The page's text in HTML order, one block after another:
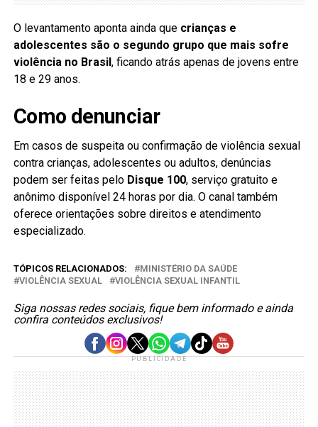
O levantamento aponta ainda que crianças e
adolescentes são o segundo grupo que mais sofre
violência no Brasil, ficando atrás apenas de jovens entre
18 e 29 anos.
Como denunciar
Em casos de suspeita ou confirmação de violência sexual
contra crianças, adolescentes ou adultos, denúncias
podem ser feitas pelo Disque 100, serviço gratuito e
anônimo disponível 24 horas por dia. O canal também
oferece orientações sobre direitos e atendimento
especializado.
TÓPICOS RELACIONADOS:
MINISTÉRIO DA SAÚDE
VIOLÊNCIA SEXUAL
VIOLÊNCIA SEXUAL INFANTIL
Siga nossas redes sociais, fique bem informado e ainda
confira conteúdos exclusivos!
PUBLICIDADE